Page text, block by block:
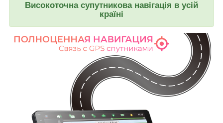
Високоточна супутникова навігація в усій
країні